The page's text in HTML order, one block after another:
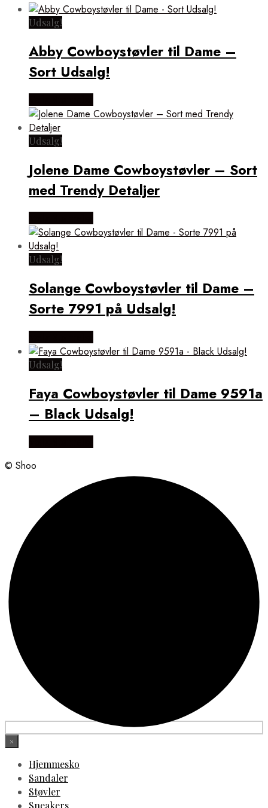
Udsalg!
Abby Cowboystøvler til Dame –
Sort Udsalg!
Udsalg!
Jolene Dame Cowboystøvler – Sort
med Trendy Detaljer
Udsalg!
Solange Cowboystøvler til Dame –
Sorte 7991 på Udsalg!
Udsalg!
Faya Cowboystøvler til Dame 9591a
– Black Udsalg!
© Shoo
×
Hjemmesko
Sandaler
Støvler
Sneakers